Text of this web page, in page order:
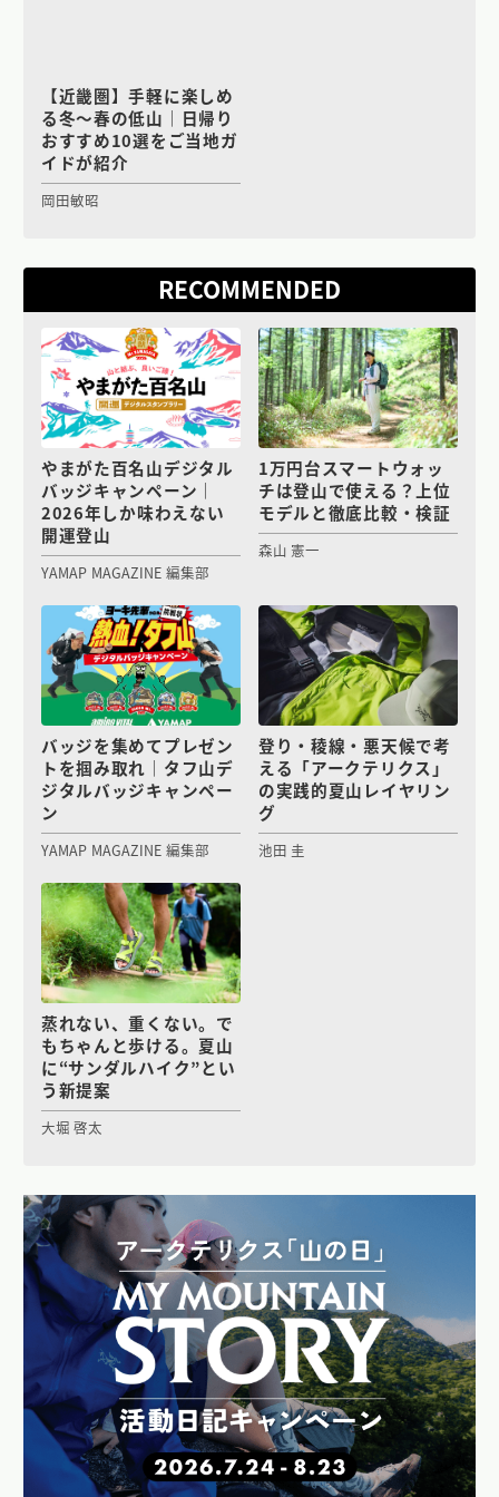
【近畿圏】手軽に楽しめ
る冬〜春の低山｜日帰り
おすすめ10選をご当地ガ
イドが紹介
岡田敏昭
RECOMMENDED
やまがた百名山デジタル
バッジキャンペーン｜
2026年しか味わえない
開運登山
YAMAP MAGAZINE 編集部
1万円台スマートウォッ
チは登山で使える？上位
モデルと徹底比較・検証
森山 憲一
バッジを集めてプレゼン
トを掴み取れ｜タフ山デ
ジタルバッジキャンペー
ン
YAMAP MAGAZINE 編集部
登り・稜線・悪天候で考
える「アークテリクス」
の実践的夏山レイヤリン
グ
池田 圭
蒸れない、重くない。で
もちゃんと歩ける。夏山
に“サンダルハイク”とい
う新提案
大堀 啓太